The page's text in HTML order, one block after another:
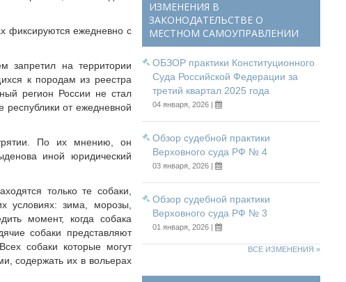
фиксируются ежедневно с
запретил на территории
к породам из реестра
регион России не стал
от ежедневной
По их мнению, он
иной юридический
только те собаки,
условиях: зима, морозы,
момент, когда собака
собаки представляют
собаки которые могут
содержать их в вольерах
ИЗМЕНЕНИЯ В
ЗАКОНОДАТЕЛЬСТВЕ О
МЕСТНОМ САМОУПРАВЛЕНИИ
ОБЗОР практики Конституционного
Суда Российской Федерации за
третий квартал 2025 года
04 января, 2026 |
Обзор судебной практики
Верховного суда РФ № 4
03 января, 2026 |
Обзор судебной практики
Верховного суда РФ № 3
01 января, 2026 |
ВСЕ ИЗМЕНЕНИЯ »